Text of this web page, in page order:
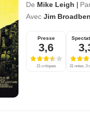
De Mike Leigh |
Avec Jim
Presse
3,6
21 critiques 31 notes, 3